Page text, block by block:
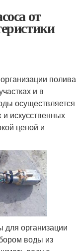
от
полива
и в
осуществляется
искусственных
ценой и
организации
воды из